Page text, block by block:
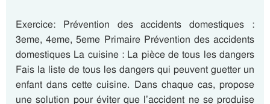
Exercice: Prévention des accidents domestiques :
3eme, 4eme, 5eme Primaire Prévention des accidents
domestiques La cuisine : La pièce de tous les dangers
Fais la liste de tous les dangers qui peuvent guetter un
enfant dans cette cuisine. Dans chaque cas, propose
une solution pour éviter que l’accident ne se produise